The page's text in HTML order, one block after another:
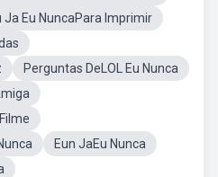
Ja Eu NuncaPara Imprimir
Perguntas DeLOL Eu Nunca
Eun JaEu Nunca